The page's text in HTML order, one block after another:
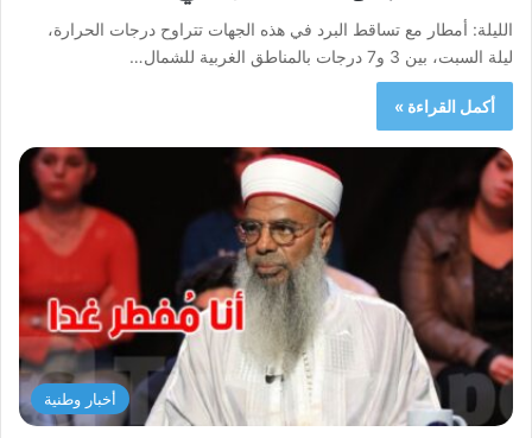
الليلة: أمطار مع تساقط البرد في هذه الجهات تتراوح درجات الحرارة،
ليلة السبت، بين 3 و7 درجات بالمناطق الغربية للشمال…
أكمل القراءة »
أخبار وطنية